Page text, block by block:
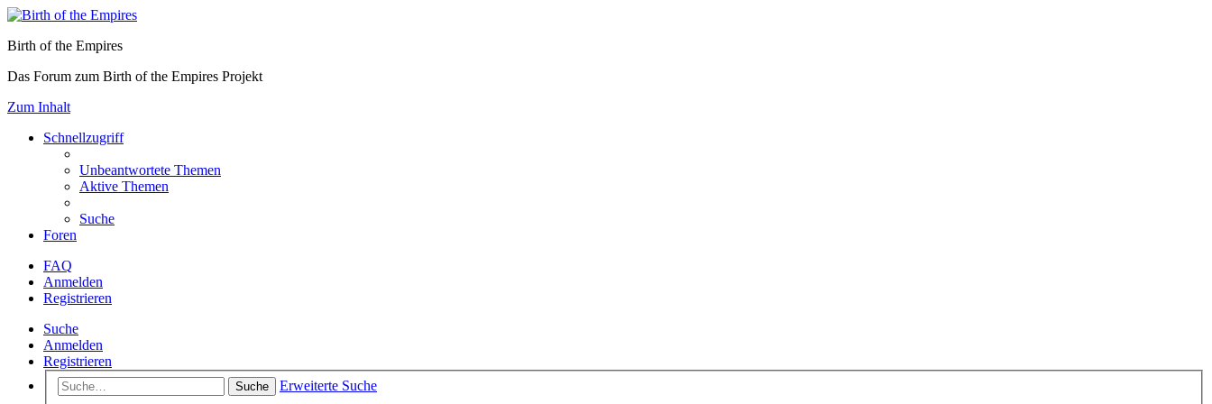
Birth of the Empires
Das Forum zum Birth of the Empires Projekt
Zum Inhalt
Schnellzugriff
Unbeantwortete Themen
Aktive Themen
Suche
Foren
FAQ
Anmelden
Registrieren
Suche
Anmelden
Registrieren
Suche Erweiterte Suche